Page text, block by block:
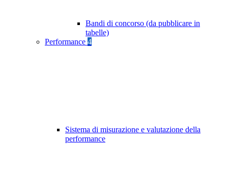
Bandi di concorso (da pubblicare in
tabelle)
Performance 4
Sistema di misurazione e valutazione della
performance